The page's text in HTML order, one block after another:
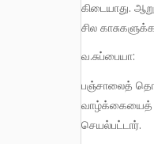
கிடையாது.
சில
வ.சுப்பையா:
பஞ்சாலைத் தொழிலாளர்கள் சங்கம் அமைக்க வழிகாட்டியாக இருந்து செயல்பட்ட தலைவர் வ.சுப்பையா. தீவிர காந்தியவாதியாக தன்
வாழ்க்கையைத்
செயல்பட்டார்.